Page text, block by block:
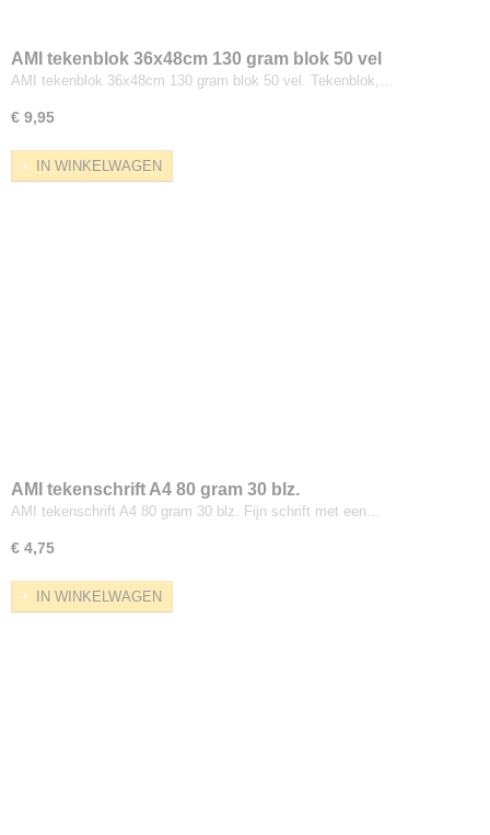
AMI tekenblok 36x48cm 130 gram blok 50 vel
AMI tekenblok 36x48cm 130 gram blok 50 vel. Tekenblok,…
€ 9,95
IN WINKELWAGEN
AMI tekenschrift A4 80 gram 30 blz.
AMI tekenschrift A4 80 gram 30 blz. Fijn schrift met een…
€ 4,75
IN WINKELWAGEN